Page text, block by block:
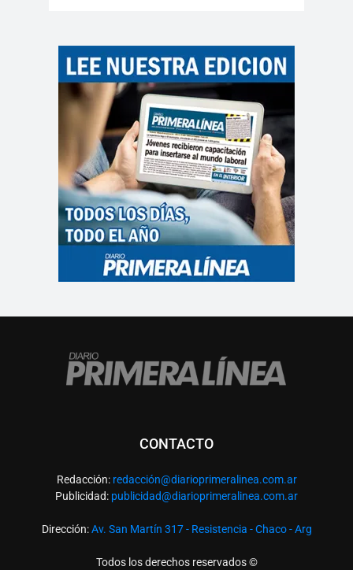
CONTACTO
Redacción: redacción@diarioprimeralinea.com.ar
Publicidad: publicidad@diarioprimeralinea.com.ar
Dirección:Av. San Martín 317 - Resistencia - Chaco - Arg
Todos los derechos reservados ©